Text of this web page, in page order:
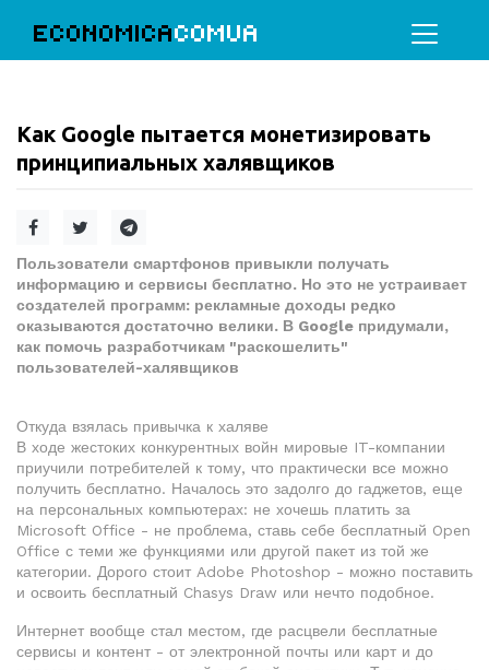
ECONOMICACOMUA
Как Google пытается монетизировать
принципиальных халявщиков
Пользователи смартфонов привыкли получать
информацию и сервисы бесплатно. Но это не устраивает
создателей программ: рекламные доходы редко
оказываются достаточно велики. В Google придумали,
как помочь разработчикам "раскошелить"
пользователей-халявщиков
Откуда взялась привычка к халяве
В ходе жестоких конкурентных войн мировые IT-компании
приучили потребителей к тому, что практически все можно
получить бесплатно. Началось это задолго до гаджетов, еще
на персональных компьютерах: не хочешь платить за
Microsoft Office - не проблема, ставь себе бесплатный Open
Office с теми же функциями или другой пакет из той же
категории. Дорого стоит Adobe Photoshop - можно поставить
и освоить бесплатный Chasys Draw или нечто подобное.
Интернет вообще стал местом, где расцвели бесплатные
сервисы и контент - от электронной почты или карт и до